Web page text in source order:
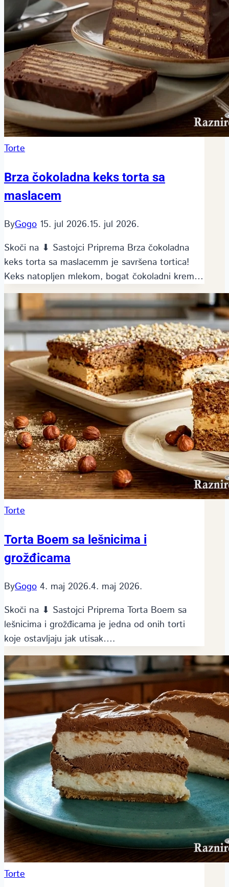
Torte
Brza čokoladna keks torta sa
maslacem
ByGogo 15. jul 2026.15. jul 2026.
Skoči na ⬇ Sastojci Priprema Brza čokoladna
keks torta sa maslacemm je savršena tortica!
Keks natopljen mlekom, bogat čokoladni krem…
Torte
Torta Boem sa lešnicima i
grožđicama
ByGogo 4. maj 2026.4. maj 2026.
Skoči na ⬇ Sastojci Priprema Torta Boem sa
lešnicima i grožđicama je jedna od onih torti
koje ostavljaju jak utisak….
Torte